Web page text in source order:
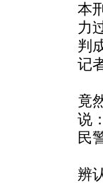
本
力
判
记
竟
说
民
辨